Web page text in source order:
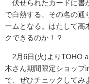
伏せられたカードに書
で白熱する、その名の通
ームとなる。はたして高
クできるのか！？
2月6日(火)よりTOHO
木さん期間限定ショップ
で、ぜひチェックしてみ